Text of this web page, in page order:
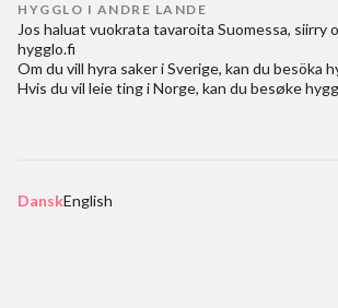
HYGGLO I ANDRE LANDE
Jos haluat vuokrata tavaroita Suomessa, siirry
hygglo.fi
Om du vill hyra saker i Sverige, kan du besöka
Hvis du vil leie ting i Norge, kan du besøke
DanskEnglish